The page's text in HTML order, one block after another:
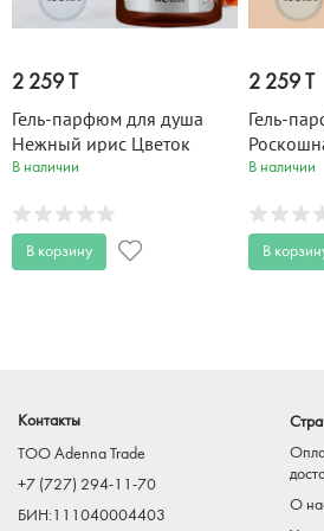
2 259 T
Гель-парфюм для душа
Нежный ирис Цветок
апельсина Цветочные
В наличии
В корзину
2 259 T
Гель-
В наличии
В
Контакты
TOO Adenna Trade
+7 (727) 294-11-70
БИН:111040004403
О